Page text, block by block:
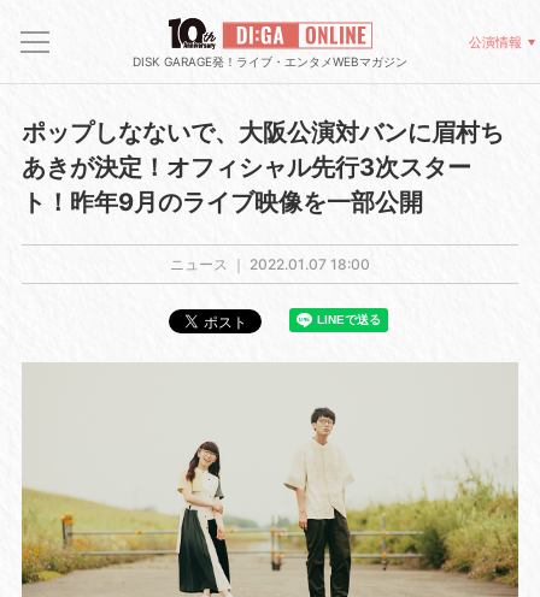
DISK GARAGE発！ライブ・エンタメWEBマガジン
公演情報
ポップしなないで、大阪公演対バンに眉村ち
あきが決定！オフィシャル先行3次スター
ト！昨年9月のライブ映像を一部公開
ニュース ｜ 2022.01.07 18:00